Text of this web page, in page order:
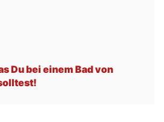
Du bei einem Bad von